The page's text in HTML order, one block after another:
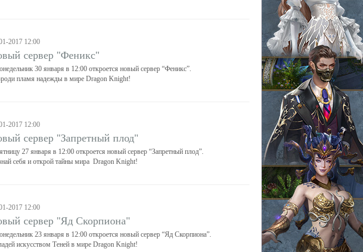
2017 12:00
сервер "Феникс"
30 января в 12:00 откроется новый сервер “Феникс”.
пламя надежды в мире Dragon Knight!
2017 12:00
сервер "Запретный плод"
27 января в 12:00 откроется новый сервер “Запретный плод”.
себя и открой тайны мира Dragon Knight!
2017 12:00
сервер "Яд Скорпиона"
23 января в 12:00 откроется новый сервер “Яд Скорпиона”.
искусством Теней в мире Dragon Knight!